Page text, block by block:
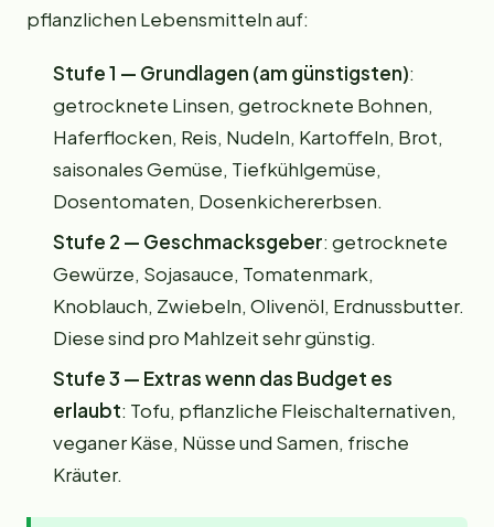
pflanzlichen Lebensmitteln auf:
Stufe 1 — Grundlagen (am günstigsten):
getrocknete Linsen, getrocknete Bohnen,
Haferflocken, Reis, Nudeln, Kartoffeln, Brot,
saisonales Gemüse, Tiefkühlgemüse,
Dosentomaten, Dosenkichererbsen.
Stufe 2 — Geschmacksgeber: getrocknete
Gewürze, Sojasauce, Tomatenmark,
Knoblauch, Zwiebeln, Olivenöl, Erdnussbutter.
Diese sind pro Mahlzeit sehr günstig.
Stufe 3 — Extras wenn das Budget es
erlaubt: Tofu, pflanzliche Fleischalternativen,
veganer Käse, Nüsse und Samen, frische
Kräuter.